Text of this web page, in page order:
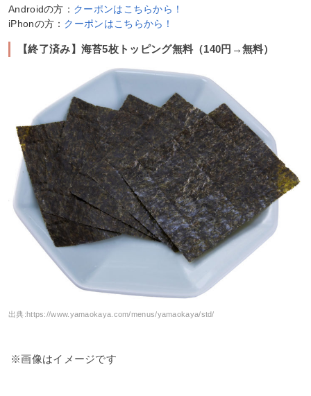
Androidの方： クーポンはこちらから！
iPhonの方： クーポンはこちらから！
【終了済み】海苔5枚トッピング無料（140円→無料）
出典: https://www.yamaokaya.com/menus/yamaokaya/std/
※画像はイメージです